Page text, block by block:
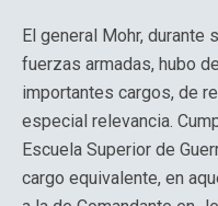
El general Mohr,
fuerzas armadas, hubo
importantes cargos, de
especial relevancia.
Escuela Superior de
cargo equivalente, en